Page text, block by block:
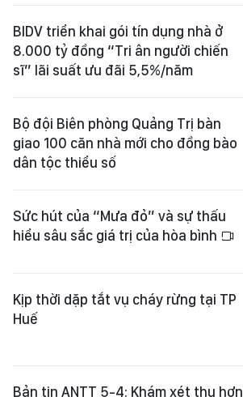
BIDV triển khai gói tín dụng nhà ở
8.000 tỷ đồng “Tri ân người chiến
sĩ” lãi suất ưu đãi 5,5%/năm
Bộ đội Biên phòng Quảng Trị bàn
giao 100 căn nhà mới cho đồng bào
dân tộc thiểu số
Sức hút của “Mưa đỏ” và sự thấu
hiểu sâu sắc giá trị của hòa bình
Kịp thời dặp tắt vụ cháy rừng tại TP
Huế
Bản tin ANTT 5-4: Khám xét thu hơn